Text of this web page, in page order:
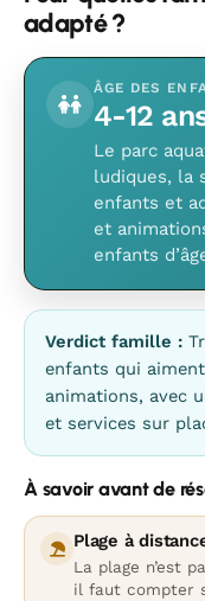
adapté ?
ÂGE DES
4-12
Le parc
ludiques, la
enfants et
et
enfants
Verdict famille :
enfants qui
animations, avec
et services sur
À savoir avant de
Plage à
La plage n’est
il faut compter